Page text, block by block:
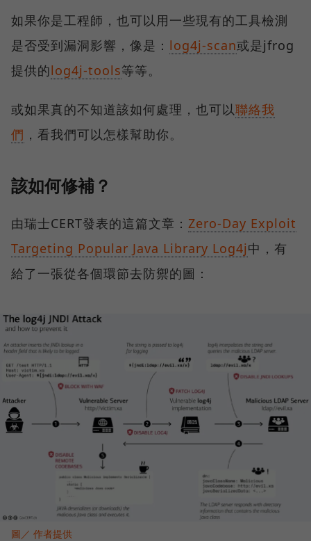
如果你是工程師，也可以用一些現有的工具檢測
是否受到漏洞影響，像是： log4j-scan或是jfrog
提供的log4j-tools等等。
或如果真的不知道該如何處理，也可以聯絡我
們 ，看我們可以怎樣幫助你。
該如何修補？
由瑞士CERT發表的這篇文章： Zero-Day Exploit
Targeting Popular Java Library Log4j中，有
給了一張從各個環節去防禦的圖：
圖／ 作者提供